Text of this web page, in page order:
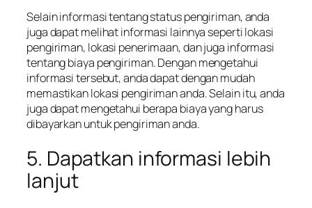
Selain informasi tentang status pengiriman, anda
juga dapat melihat informasi lainnya seperti lokasi
pengiriman, lokasi penerimaan, dan juga informasi
tentang biaya pengiriman. Dengan mengetahui
informasi tersebut, anda dapat dengan mudah
memastikan lokasi pengiriman anda. Selain itu, anda
juga dapat mengetahui berapa biaya yang harus
dibayarkan untuk pengiriman anda.
5. Dapatkan informasi lebih
lanjut